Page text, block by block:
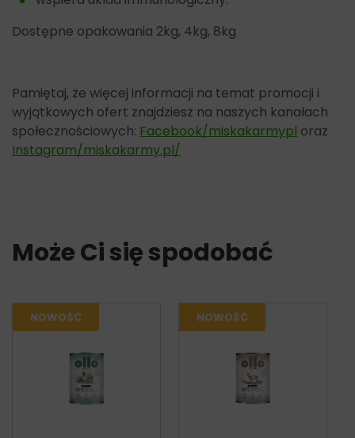
Dostępne opakowania 2kg, 4kg, 8kg
Pamiętaj, że więcej informacji na temat promocji i
wyjątkowych ofert znajdziesz na naszych kanałach
społecznościowych: Facebook/miskakarmypl oraz
Instagram/miskakarmy.pl/
Może Ci się spodobać